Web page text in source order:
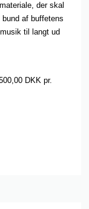
der skal
af buffetens
til langt ud
DKK pr.